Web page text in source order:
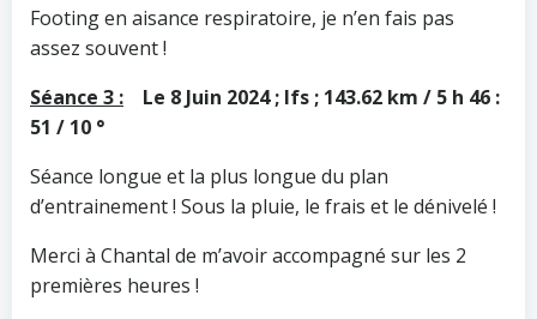
Footing en aisance respiratoire, je n’en fais pas
assez souvent !
Séance 3 :
Le 8 Juin 2024 ; Ifs ; 143.62 km / 5 h 46 :
51 / 10 °
Séance longue et la plus longue du plan
d’entrainement ! Sous la pluie, le frais et le dénivelé !
Merci à Chantal de m’avoir accompagné sur les 2
premières heures !